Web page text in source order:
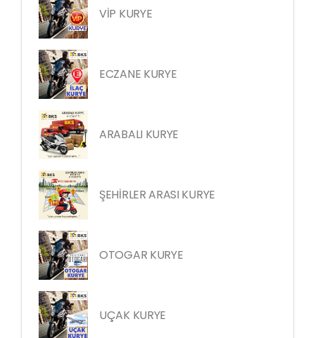
VİP KURYE
ECZANE KURYE
ARABALI KURYE
ŞEHİRLER ARASI KURYE
OTOGAR KURYE
UÇAK KURYE